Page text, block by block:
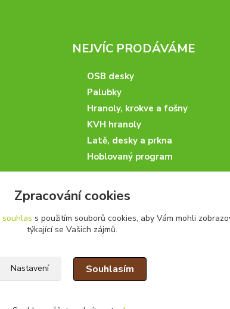
NEJVÍC PRODÁVÁME
OSB desky
Palubky
Hranoly, krokve a fošny
KVH hranoly
Latě, desky a prkna
Hoblovaný program
Zpracování cookies
souhlas s použitím souborů cookies, aby Vám mohli
týkající se Vašich zájmů.
Nastavení Souhlasím